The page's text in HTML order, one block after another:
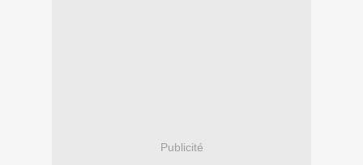
Publicité